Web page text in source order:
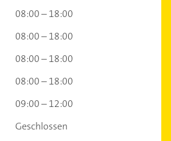
08:00 – 18:00
08:00 – 18:00
08:00 – 18:00
08:00 – 18:00
09:00 – 12:00
Geschlossen